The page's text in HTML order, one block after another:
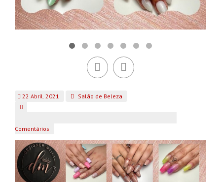
22 Abril. 2021 Salão de Beleza
Comentários